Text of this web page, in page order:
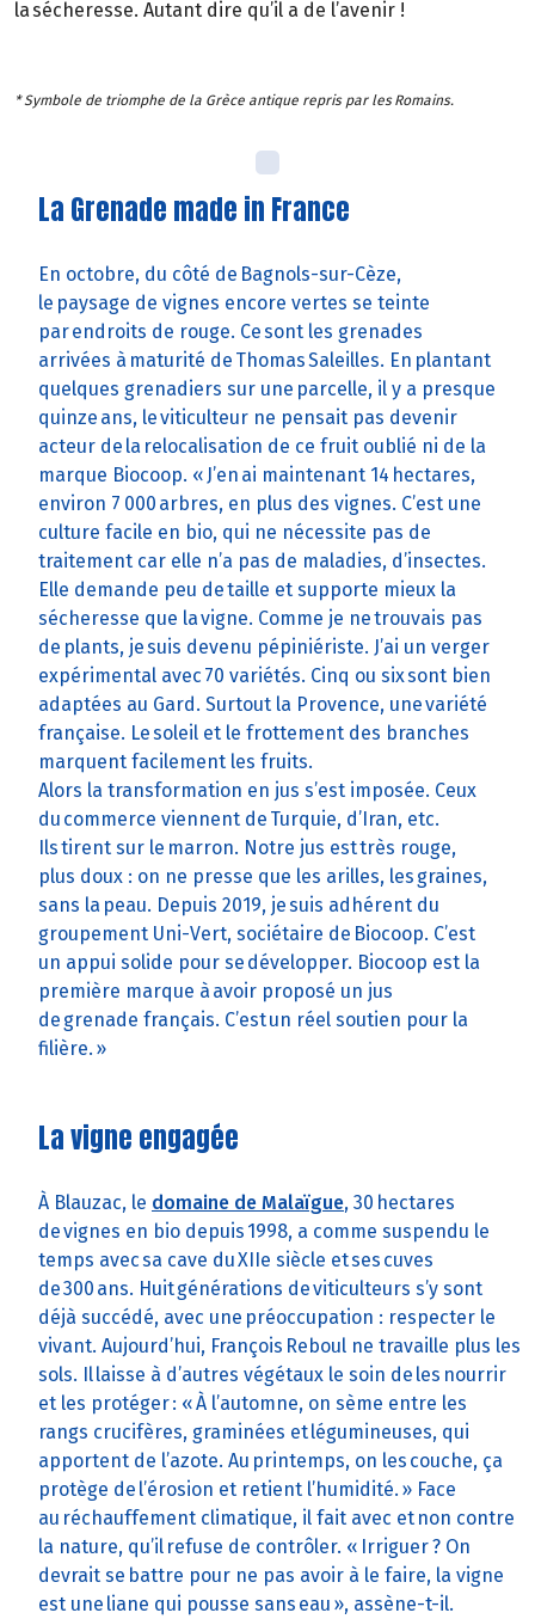
la sécheresse. Autant dire qu’il a de l’avenir !
* Symbole de triomphe de la Grèce antique repris par les Romains.
La Grenade made in France
En octobre, du côté de Bagnols-sur-Cèze,
le paysage de vignes encore vertes se teinte
par endroits de rouge. Ce sont les grenades
arrivées à maturité de Thomas Saleilles. En plantant
quelques grenadiers sur une parcelle, il y a presque
quinze ans, le viticulteur ne pensait pas devenir
acteur de la relocalisation de ce fruit oublié ni de la
marque Biocoop. « J’en ai maintenant 14 hectares,
environ 7 000 arbres, en plus des vignes. C’est une
culture facile en bio, qui ne nécessite pas de
traitement car elle n’a pas de maladies, d’insectes.
Elle demande peu de taille et supporte mieux la
sécheresse que la vigne. Comme je ne trouvais pas
de plants, je suis devenu pépiniériste. J’ai un verger
expérimental avec 70 variétés. Cinq ou six sont bien
adaptées au Gard. Surtout la Provence, une variété
française. Le soleil et le frottement des branches
marquent facilement les fruits.
Alors la transformation en jus s’est imposée. Ceux
du commerce viennent de Turquie, d’Iran, etc.
Ils tirent sur le marron. Notre jus est très rouge,
plus doux : on ne presse que les arilles, les graines,
sans la peau. Depuis 2019, je suis adhérent du
groupement Uni-Vert, sociétaire de Biocoop. C’est
un appui solide pour se développer. Biocoop est la
première marque à avoir proposé un jus
de grenade français. C’est un réel soutien pour la
filière. »
La vigne engagée
À Blauzac, le domaine de Malaïgue, 30 hectares
de vignes en bio depuis 1998, a comme suspendu le
temps avec sa cave du XIIe siècle et ses cuves
de 300 ans. Huit générations de viticulteurs s’y sont
déjà succédé, avec une préoccupation : respecter le
vivant. Aujourd’hui, François Reboul ne travaille plus les
sols. Il laisse à d’autres végétaux le soin de les nourrir
et les protéger : « À l’automne, on sème entre les
rangs crucifères, graminées et légumineuses, qui
apportent de l’azote. Au printemps, on les couche, ça
protège de l’érosion et retient l’humidité. » Face
au réchauffement climatique, il fait avec et non contre
la nature, qu’il refuse de contrôler. « Irriguer ? On
devrait se battre pour ne pas avoir à le faire, la vigne
est une liane qui pousse sans eau », assène-t-il.